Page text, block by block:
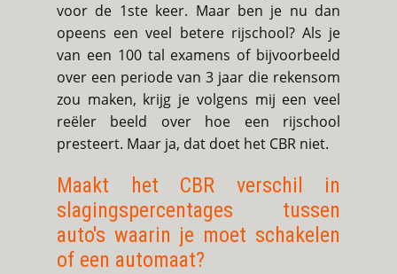
voor de 1ste keer. Maar ben je nu dan
opeens een veel betere rijschool? Als je
van een 100 tal examens of bijvoorbeeld
over een periode van 3 jaar die rekensom
zou maken, krijg je volgens mij een veel
reëler beeld over hoe een rijschool
presteert. Maar ja, dat doet het CBR niet.
Maakt het CBR verschil in
slagingspercentages tussen
auto's waarin je moet schakelen
of een automaat?